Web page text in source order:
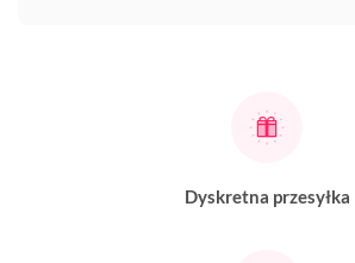
Dyskretna przesyłka